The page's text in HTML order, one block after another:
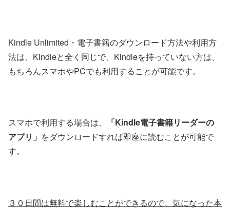
Kindle Unlimited・電子書籍のダウンロード方法や利用方
法は、Kindleと全く同じで、Kindleを持っていない方は、
もちろんスマホやPCでも利用することが可能です。
スマホで利用する場合は、
「Kindle電子書籍リーダーの
アプリ」 をダウンロードすれば即座に読むことが可能で
す。
３０日間は無料で楽しむことができるので、気になった本